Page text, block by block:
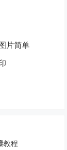
片简单
教程